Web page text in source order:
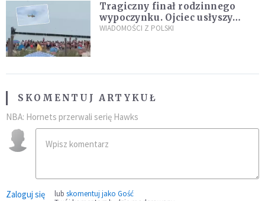
Tragiczny finał rodzinnego
wypoczynku. Ojciec usłyszy
zarzuty
WIADOMOŚCI Z POLSKI
SKOMENTUJ ARTYKUŁ
NBA: Hornets przerwali serię Hawks
Zaloguj się lub skomentuj jako Gość